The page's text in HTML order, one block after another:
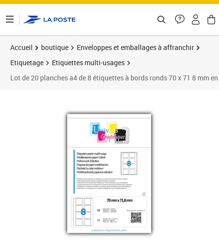
Accueil boutique
Enveloppes et emballages à affranchir
Etiquetage
Etiquettes multi-usages
Lot de 20 planches a4 de 8 étiquettes à bords ronds 70 x 71 8 mm